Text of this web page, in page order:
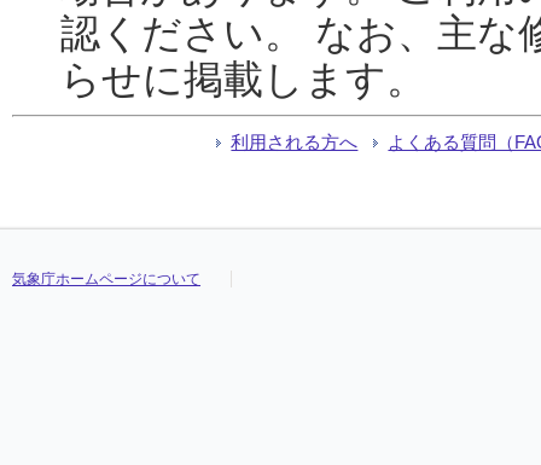
認ください。 なお、主な
らせに掲載します。
利用される方へ よくある質問（
気象庁ホームページについて